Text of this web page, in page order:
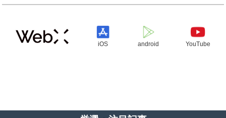
iOS android YouTube